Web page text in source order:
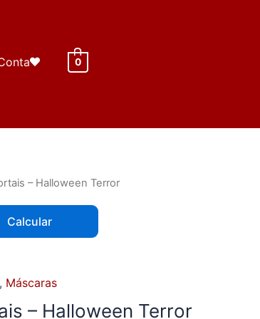
0
– Halloween Terror
Calcular
, Máscaras
– Halloween Terror